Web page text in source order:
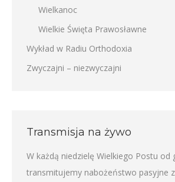
Wielkanoc
Wielkie Święta Prawosławne
Wykład w Radiu Orthodoxia
Zwyczajni – niezwyczajni
Transmisja na żywo
W każdą niedzielę Wielkiego Postu od
transmitujemy nabożeństwo pasyjne